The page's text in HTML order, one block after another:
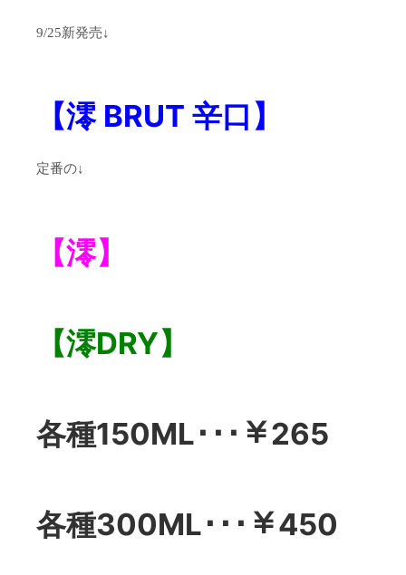
9/25新発売↓
【澪 BRUT 辛口】
定番の↓
【澪】
【澪DRY】
各種150ML･･･￥265
各種300ML･･･￥450